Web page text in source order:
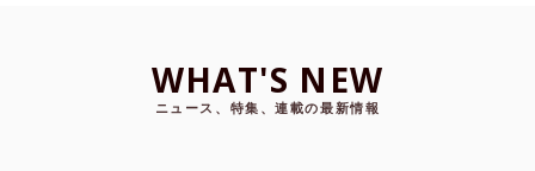
WHAT'S NEW
ニュース、特集、連載の最新情報